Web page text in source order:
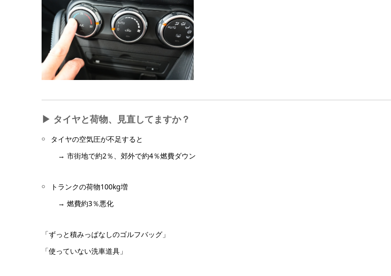
▶ タイヤと荷物、見直してますか？
タイヤの空気圧が不足すると
→ 市街地で約2％、郊外で約4％燃費ダウン
トランクの荷物100kg増
→ 燃費約3％悪化
「ずっと積みっぱなしのゴルフバッグ」
「使っていない洗車道具」